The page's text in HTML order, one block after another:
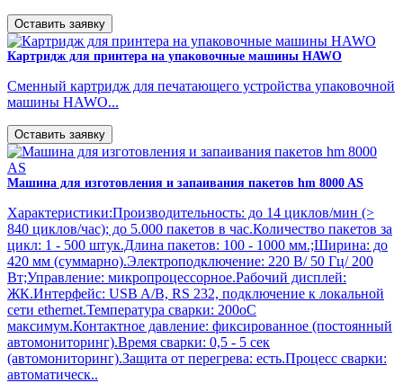
Оставить заявку
Картридж для принтера на упаковочные машины HAWO
Сменный картридж для печатающего устройства упаковочной
машины HAWO...
Оставить заявку
Машина для изготовления и запаивания пакетов hm 8000 AS
Характеристики:Производительность: до 14 циклов/мин (>
840 циклов/час); до 5.000 пакетов в час.Количество пакетов за
цикл: 1 - 500 штук.Длина пакетов: 100 - 1000 мм.;Ширина: до
420 мм (суммарно).Электроподключение: 220 В/ 50 Гц/ 200
Вт;Управление: микропроцессорное.Рабочий дисплей:
ЖК.Интерфейс: USB A/B, RS 232, подключение к локальной
сети ethernet.Температура сварки: 200оС
максимум.Контактное давление: фиксированное (постоянный
автомониторинг).Время сварки: 0,5 - 5 сек
(автомониторинг).Защита от перегрева: есть.Процесс сварки:
автоматическ..